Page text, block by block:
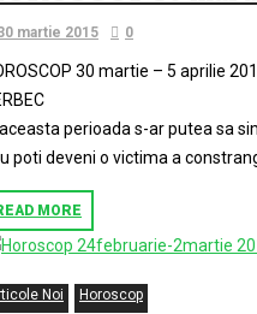
martie 2015 0
30 martie – 5 aprilie
perioada s-ar putea sa
poti deveni o victima a
MORE
Noi Horoscop